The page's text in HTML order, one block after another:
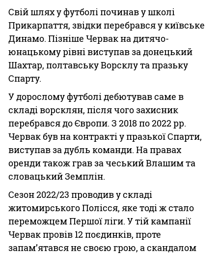
Свій шлях у футболі починав у школі
Прикарпаття, звідки перебрався у київське
Динамо. Пізніше Червак на дитячо-
юнацькому рівні виступав за донецький
Шахтар, полтавську Ворсклу та празьку
Спарту.
У дорослому футболі дебютував саме в
складі ворсклян, після чого захисник
перебрався до Європи. З 2018 по 2022 рр.
Червак був на контракті у празької Спарти,
виступав за дубль команди. На правах
оренди також грав за чеський Влашим та
словацький Земплін.
Сезон 2022/23 проводив у складі
житомирського Полісся, яке тоді ж стало
переможцем Першої ліги. У тій кампанії
Червак провів 12 поєдинків, проте
запам’ятався не своєю грою, а скандалом